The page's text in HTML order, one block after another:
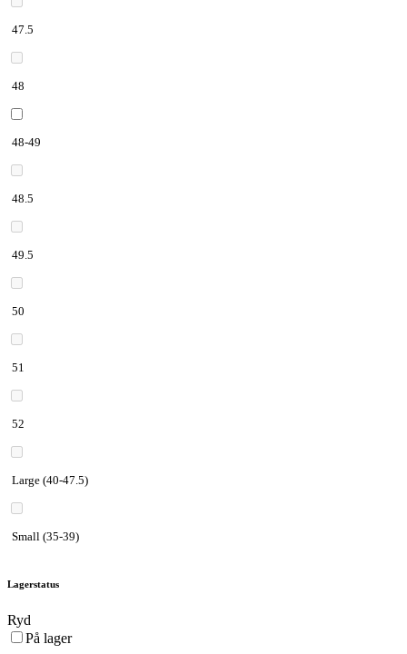
47.5
48
48-49
48.5
49.5
50
51
52
Large (40-47.5)
Small (35-39)
Lagerstatus
Ryd
På lager